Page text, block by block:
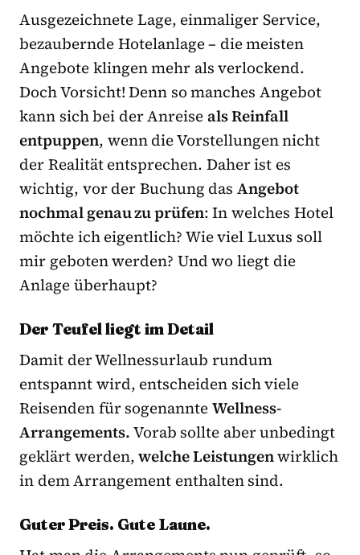
Ausgezeichnete Lage, einmaliger Service,
bezaubernde Hotelanlage – die meisten
Angebote klingen mehr als verlockend.
Doch Vorsicht! Denn so manches Angebot
kann sich bei der Anreiseals Reinfall
entpuppen, wenn die Vorstellungen nicht
der Realität entsprechen. Daher ist es
wichtig, vor der Buchung dasAngebot
nochmal genau zu prüfen: In welches Hotel
möchte ich eigentlich? Wie viel Luxus soll
mir geboten werden? Und wo liegt die
Anlage überhaupt?
Der Teufel liegt im Detail
Damit der Wellnessurlaub rundum
entspannt wird, entscheiden sich viele
Reisenden für sogenannteWellness-
Arrangements.Vorab sollte aber unbedingt
geklärt werden,welche Leistungenwirklich
in dem Arrangement enthalten sind.
Guter Preis. Gute Laune.